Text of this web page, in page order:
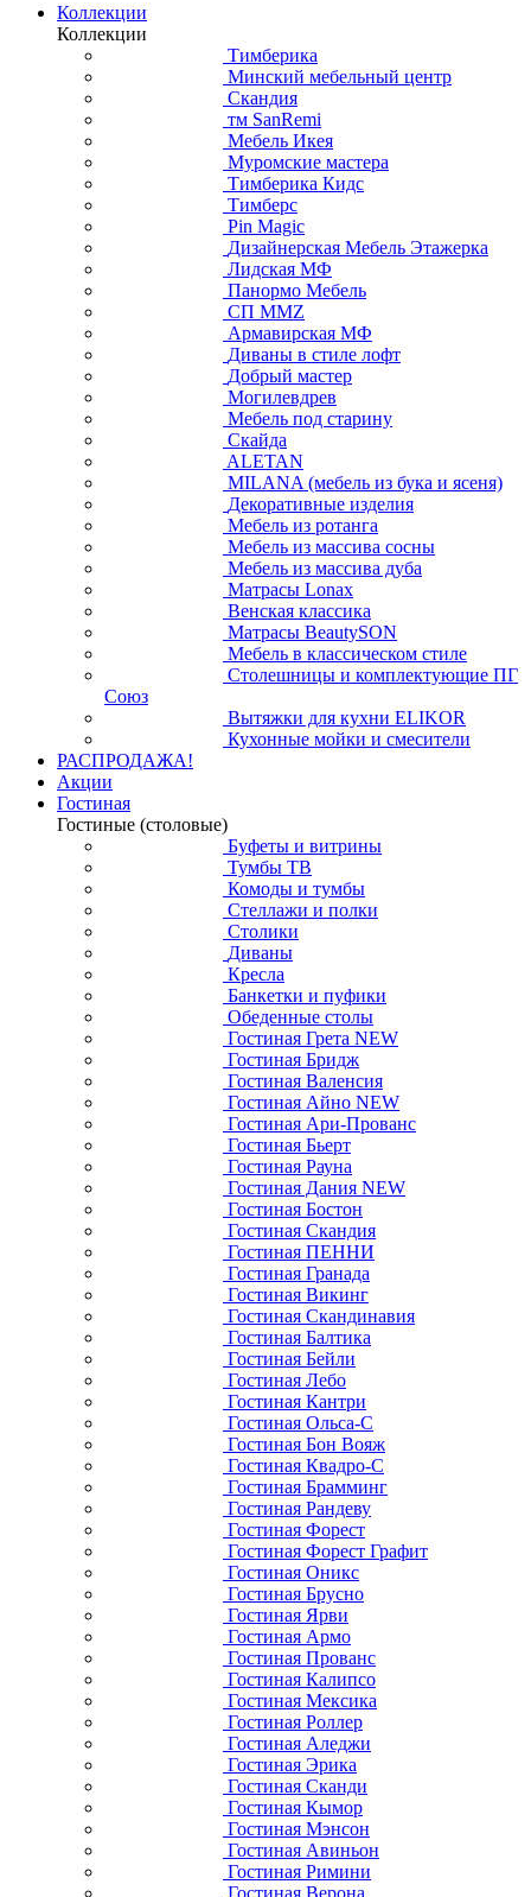
Коллекции
Коллекции
Тимберика
Минский мебельный центр
Скандия
тм SanRemi
Мебель Икея
Муромские мастера
Тимберика Кидс
Тимберс
Pin Magic
Дизайнерская Мебель Этажерка
Лидская МФ
Панормо Мебель
СП ММZ
Армавирская МФ
Диваны в стиле лофт
Добрый мастер
Могилевдрев
Мебель под старину
Скайда
ALETAN
MILANA (мебель из бука и ясеня)
Декоративные изделия
Мебель из ротанга
Мебель из массива сосны
Мебель из массива дуба
Матрасы Lonax
Венская классика
Матрасы BeautySON
Мебель в классическом стиле
Столешницы и комплектующие ПГ
Союз
Вытяжки для кухни ELIKOR
Кухонные мойки и смесители
РАСПРОДАЖА!
Акции
Гостиная
Гостиные (столовые)
Буфеты и витрины
Тумбы ТВ
Комоды и тумбы
Стеллажи и полки
Столики
Диваны
Кресла
Банкетки и пуфики
Обеденные столы
Гостиная Грета NEW
Гостиная Бридж
Гостиная Валенсия
Гостиная Айно NEW
Гостиная Ари-Прованс
Гостиная Бьерт
Гостиная Рауна
Гостиная Дания NEW
Гостиная Бостон
Гостиная Скандия
Гостиная ПЕННИ
Гостиная Гранада
Гостиная Викинг
Гостиная Скандинавия
Гостиная Балтика
Гостиная Бейли
Гостиная Лебо
Гостиная Кантри
Гостиная Ольса-С
Гостиная Бон Вояж
Гостиная Квадро-С
Гостиная Брамминг
Гостиная Рандеву
Гостиная Форест
Гостиная Форест Графит
Гостиная Оникс
Гостиная Брусно
Гостиная Ярви
Гостиная Армо
Гостиная Прованс
Гостиная Калипсо
Гостиная Мексика
Гостиная Роллер
Гостиная Аледжи
Гостиная Эрика
Гостиная Сканди
Гостиная Кымор
Гостиная Мэнсон
Гостиная Авиньон
Гостиная Римини
Гостиная Верона